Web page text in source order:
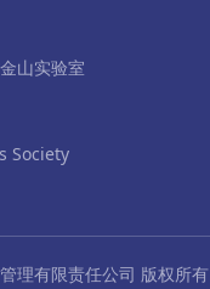
山实验室
Society
理有限责任公司 版权所有